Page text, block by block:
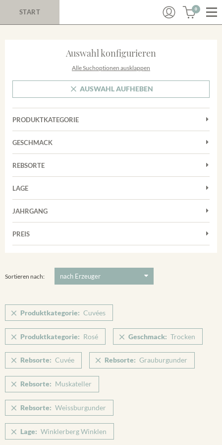
START 0
Auswahl konfigurieren
Alle Suchoptionen ausklappen
AUSWAHL AUFHEBEN
PRODUKTKATEGORIE
Cuvées
Rosé
Weißwein
GESCHMACK
Trocken
REBSORTE
Chardonnay
Grauburgunder
Riesling
Spätburgunder
LAGE
Achkarrer Schlossberg
Vorderer Winklerberg
Winklerberg Hinter Winklen
Winklerberg Winklen
Ihringen
JAHRGANG
PREIS
Sortieren nach:
Produktkategorie: Cuvées
Produktkategorie: Rosé Geschmack: Trocken
Rebsorte: Cuvée Rebsorte: Grauburgunder
Rebsorte: Muskateller
Rebsorte: Weissburgunder
Lage: Winklerberg Winklen